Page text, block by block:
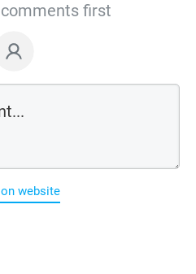
comments first
website